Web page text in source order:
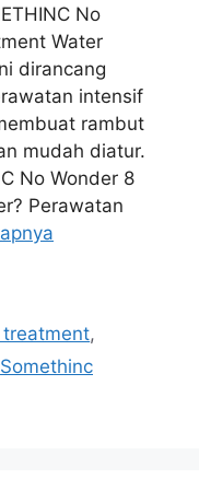
No
Water
dirancang
intensif
rambut
mudah diatur.
No Wonder 8
Perawatan
treatment,
Somethinc